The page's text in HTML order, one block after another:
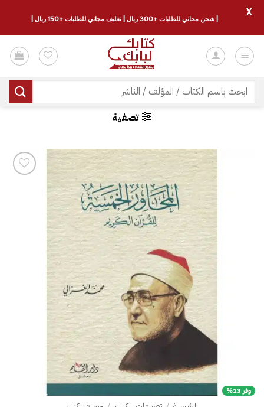
للمحتوى
البحث
عن:
تصفية
وفر 13%
| شحن مجاني للطلبات +300 ريال | تغليف مجاني للطلبات +150 ريال |
X